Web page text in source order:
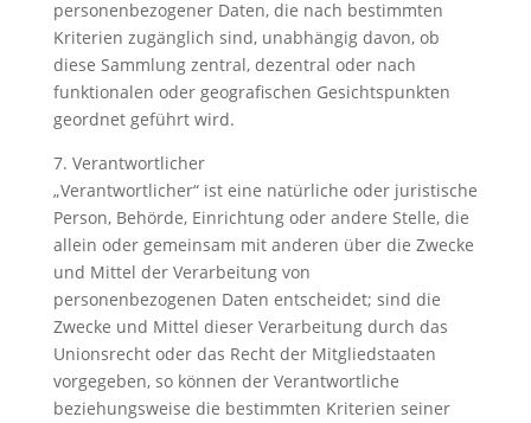
personenbezogener Daten, die nach bestimmten
Kriterien zugänglich sind, unabhängig davon, ob
diese Sammlung zentral, dezentral oder nach
funktionalen oder geografischen Gesichtspunkten
geordnet geführt wird.
7. Verantwortlicher
„Verantwortlicher“ ist eine natürliche oder juristische
Person, Behörde, Einrichtung oder andere Stelle, die
allein oder gemeinsam mit anderen über die Zwecke
und Mittel der Verarbeitung von
personenbezogenen Daten entscheidet; sind die
Zwecke und Mittel dieser Verarbeitung durch das
Unionsrecht oder das Recht der Mitgliedstaaten
vorgegeben, so können der Verantwortliche
beziehungsweise die bestimmten Kriterien seiner